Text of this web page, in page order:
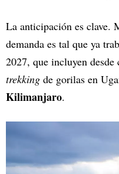
La anticipación es clave.
demanda es tal que ya
2027, que incluyen
trekking de gorilas en
Kilimanjaro.